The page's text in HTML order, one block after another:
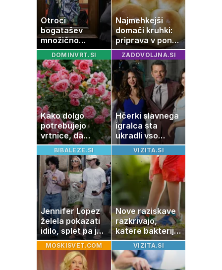
Otroci
bogatašev
množično
prodajajo
družinske
zbirke: raje imajo
denar kot
umetnine
Najmehkejši
domači kruhki:
priprava v ponvi
je trik za popoln
rezultat
DOMINVRT.SI
Kako dolgo
potrebujejo
vrtnice, da
zrastejo? Vse o
rasti, cvetenju in
negi vrtnic
ZADOVOLJNA.SI
Hčerki slavnega
igralca sta
ukradli vso
pozornost
BIBALEZE.SI
Jennifer Lopez
želela pokazati
idilo, splet pa je
razburila ena
stvar
VIZITA.SI
Nove raziskave
razkrivajo,
katere bakterije
na koži privlačijo
komarje
MOSKISVET.COM VIZITA.SI